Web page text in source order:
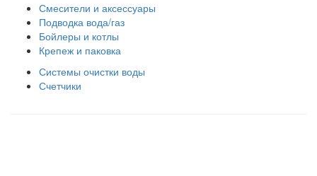
Смесители и аксессуары
Подводка вода/газ
Бойлеры и котлы
Крепеж и паковка
Системы очистки воды
Счетчики